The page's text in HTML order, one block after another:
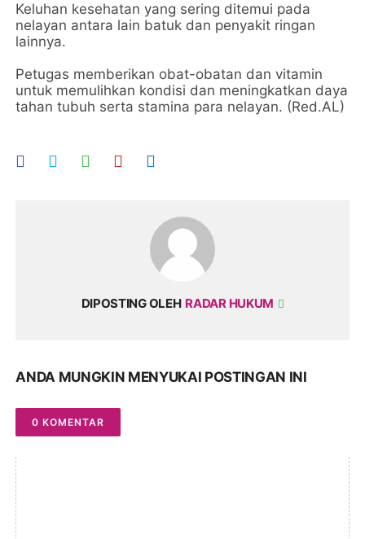
Keluhan kesehatan yang sering ditemui pada
nelayan antara lain batuk dan penyakit ringan
lainnya.
Petugas memberikan obat-obatan dan vitamin
untuk memulihkan kondisi dan meningkatkan daya
tahan tubuh serta stamina para nelayan. (Red.AL)
DIPOSTING OLEH RADAR HUKUM
ANDA MUNGKIN MENYUKAI POSTINGAN INI
0 KOMENTAR